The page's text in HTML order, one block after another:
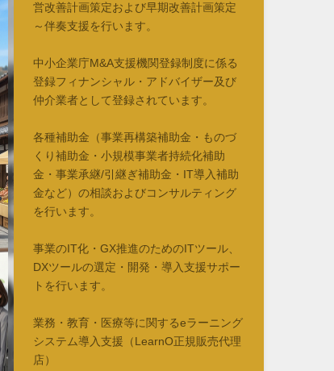
営改善計画策定および早期改善計画策定
～伴奏支援を行います。
中小企業庁M&A支援機関登録制度に係る
登録フィナンシャル・アドバイザー及び
仲介業者として登録されています。
各種補助金（事業再構築補助金・ものづ
くり補助金・小規模事業者持続化補助
金・事業承継/引継ぎ補助金・IT導入補助
金など）の相談およびコンサルティング
を行います。
事業のIT化・GX推進のためのITツール、
DXツールの選定・開発・導入支援サポー
トを行います。
業務・教育・医療等に関するeラーニング
システム導入支援（LearnO正規販売代理
店）